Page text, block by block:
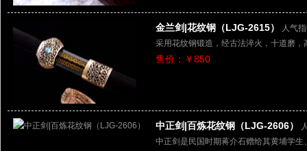
金兰剑|花纹钢（LJG-2615）
人气
采用花纹钢锻造，经古法淬火，十道磨
售价：￥850
中正剑|百炼花纹钢（LJG-2606）
中正剑是民国时期蒋介石赠给其黄埔学